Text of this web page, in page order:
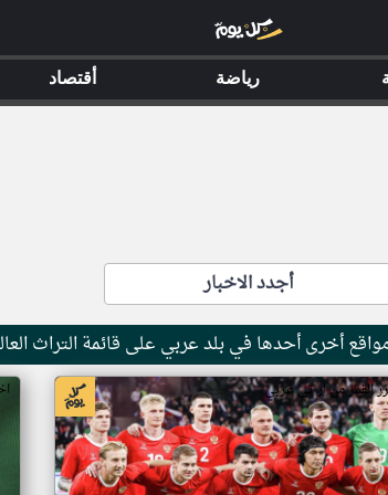
أجدد الاخبار
أخرى أحدها في بلد عربي على قائمة التراث
القمر من ار تي عربي
رياضة أقتصاد